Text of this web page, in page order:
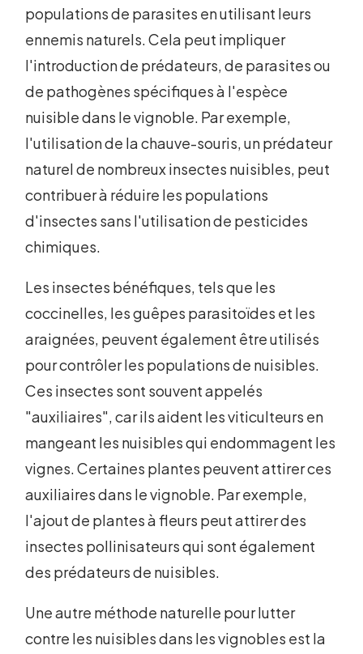
populations de parasites en utilisant leurs
ennemis naturels. Cela peut impliquer
l'introduction de prédateurs, de parasites ou
de pathogènes spécifiques à l'espèce
nuisible dans le vignoble. Par exemple,
l'utilisation de la chauve-souris, un prédateur
naturel de nombreux insectes nuisibles, peut
contribuer à réduire les populations
d'insectes sans l'utilisation de pesticides
chimiques.
Les insectes bénéfiques, tels que les
coccinelles, les guêpes parasitoïdes et les
araignées, peuvent également être utilisés
pour contrôler les populations de nuisibles.
Ces insectes sont souvent appelés
"auxiliaires", car ils aident les viticulteurs en
mangeant les nuisibles qui endommagent les
vignes. Certaines plantes peuvent attirer ces
auxiliaires dans le vignoble. Par exemple,
l'ajout de plantes à fleurs peut attirer des
insectes pollinisateurs qui sont également
des prédateurs de nuisibles.
Une autre méthode naturelle pour lutter
contre les nuisibles dans les vignobles est la